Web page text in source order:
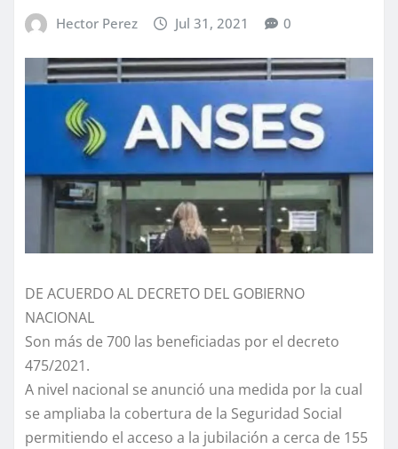
Hector Perez Jul 31, 2021 0
DE ACUERDO AL DECRETO DEL GOBIERNO
NACIONAL
Son más de 700 las beneficiadas por el decreto
475/2021.
A nivel nacional se anunció una medida por la cual
se ampliaba la cobertura de la Seguridad Social
permitiendo el acceso a la jubilación a cerca de 155